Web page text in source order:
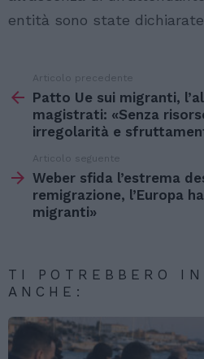
entità sono state
di
Articolo precedente
Patto Ue sui migranti,
magistrati: «Senza
irregolarità e
Articolo seguente
Weber sfida l’estrema
remigrazione, l’Europa
migranti»
TI POTREBBERO
ANCHE: